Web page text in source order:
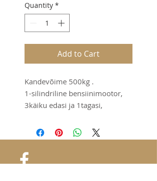
Quantity *
Add to Cart
Kandevõime 500kg .
1-silindriline bensiinimootor,
3käiku edasi ja 1tagasi,